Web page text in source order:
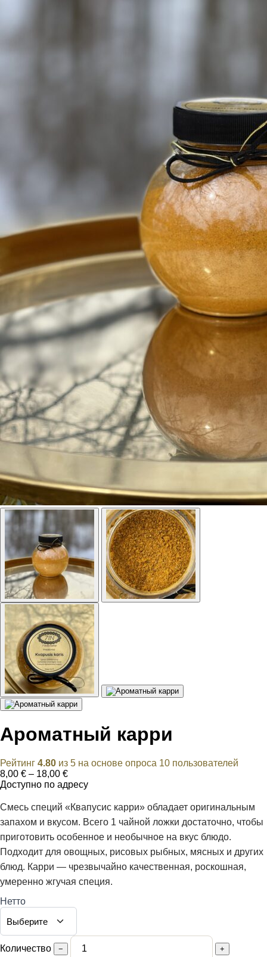
Ароматный карри
Рейтинг 4.80 из 5 на основе опроса 10 пользователей
8,00 € – 18,00 €Диапазон
цен:
–
18,00 €
Доступно по адресу
Смесь специй «Квапусис карри» обладает оригинальным
запахом и вкусом. Всего 1 чайной ложки достаточно, чтобы
приготовить особенное и необычное на вкус блюдо.
Подходит для овощных, рисовых рыбных, мясных и других
блюд. Карри — чрезвычайно качественная, роскошная,
умеренно жгучая специя.
Нетто
Количество − +